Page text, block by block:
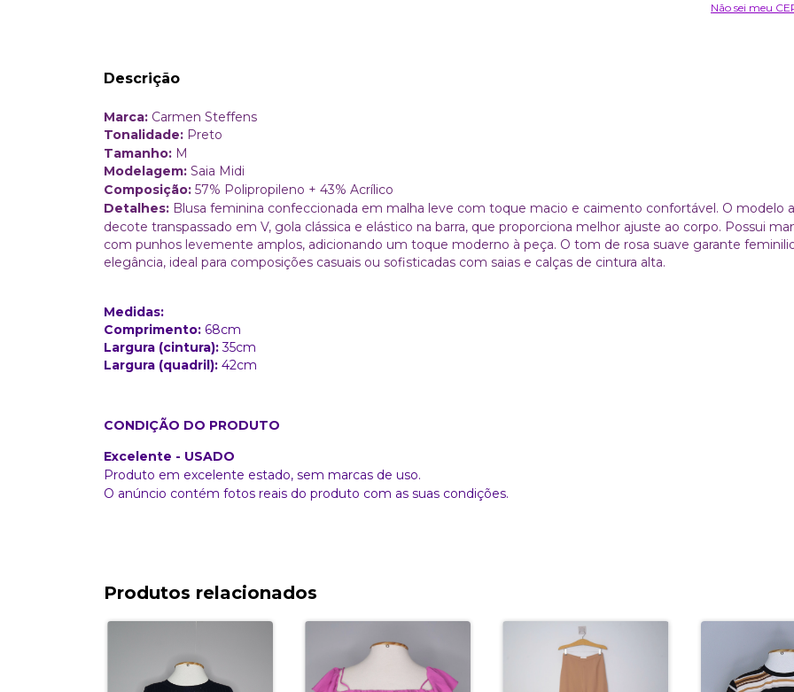
Não sei meu
Descrição
Marca: Carmen Steffens
Tonalidade: Preto
Tamanho: M
Modelagem: Saia Midi
Composição: 57% Polipropileno + 43% Acrílico
Detalhes: Blusa feminina confeccionada em malha leve com toque macio e caimento confortável. O modelo
decote transpassado em V, gola clássica e elástico na barra, que proporciona melhor ajuste ao corpo. Possui
com punhos levemente amplos, adicionando um toque moderno à peça. O tom de rosa suave garante
elegância, ideal para composições casuais ou sofisticadas com saias e calças de cintura alta.
Medidas:
Comprimento: 68cm
Largura (cintura):35cm
Largura (quadril): 42cm
CONDIÇÃO DO PRODUTO
Excelente - USADO
Produto em excelente estado, sem marcas de uso.
O anúncio contém fotos reais do produto com as suas condições.
Produtos relacionados